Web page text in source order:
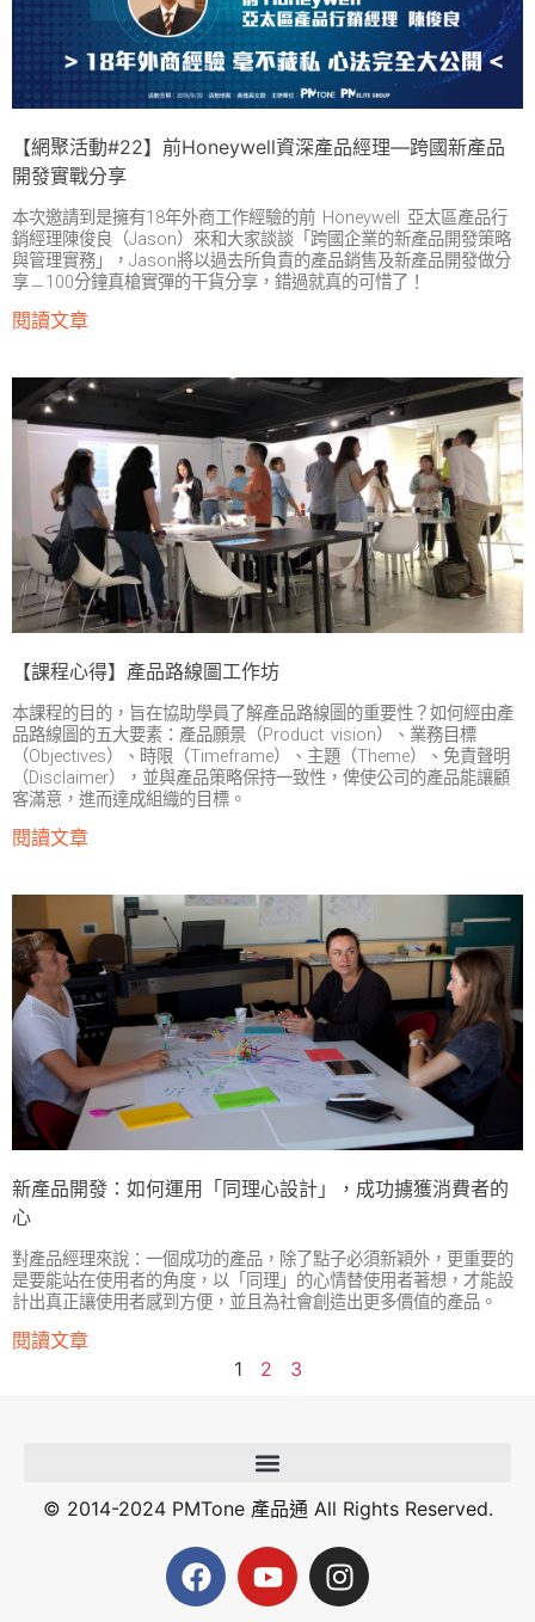
【網聚活動#22】前Honeywell資深產品經理—跨國新產品
開發實戰分享
本次邀請到是擁有18年外商工作經驗的前 Honeywell 亞太區產品行
銷經理陳俊良（Jason）來和大家談談「跨國企業的新產品開發策略
與管理實務」，Jason將以過去所負責的產品銷售及新產品開發做分
享﹘100分鐘真槍實彈的干貨分享，錯過就真的可惜了！
閱讀文章
【課程心得】產品路線圖工作坊
本課程的目的，旨在協助學員了解產品路線圖的重要性？如何經由產
品路線圖的五大要素：產品願景（Product vision）、業務目標
（Objectives）、時限（Timeframe）、主題（Theme）、免責聲明
（Disclaimer），並與產品策略保持一致性，俾使公司的產品能讓顧
客滿意，進而達成組織的目標。
閱讀文章
新產品開發：如何運用「同理心設計」，成功擄獲消費者的
心
對產品經理來說：一個成功的產品，除了點子必須新穎外，更重要的
是要能站在使用者的角度，以「同理」的心情替使用者著想，才能設
計出真正讓使用者感到方便，並且為社會創造出更多價值的產品。
閱讀文章
1
2 3
© 2014-2024 PMTone 產品通 All Rights Reserved.